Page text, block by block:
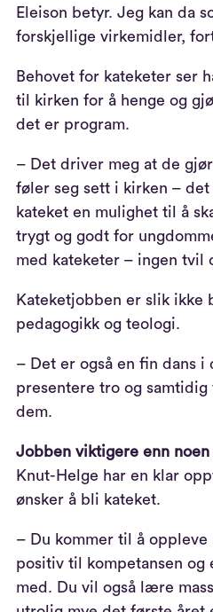
Eleison betyr. Jeg kan da
forskjellige virkemidler,
Behovet for kateketer ser
til kirken for å henge og
det er program.
– Det driver meg at de
føler seg sett i kirken –
kateket en mulighet til å
trygt og godt for
med kateketer – ingen tvil
Kateketjobben er slik ikke
pedagogikk og teologi.
– Det er også en fin dans i
presentere tro og
dem.
Jobben viktigere enn noen
Knut-Helge har en klar
ønsker å bli kateket.
– Du kommer til å
positiv til kompetansen og
med. Du vil også lære